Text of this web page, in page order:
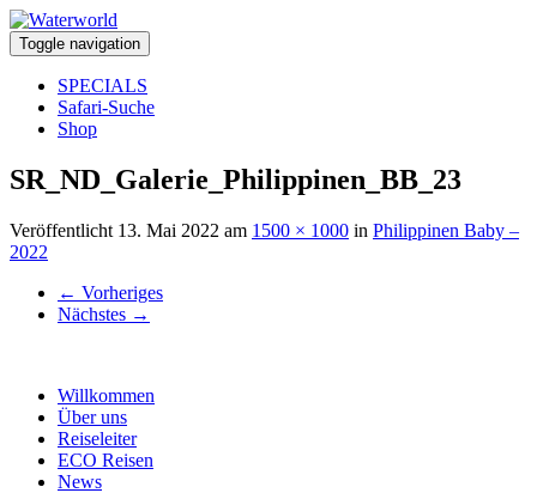
Toggle navigation
SPECIALS
Safari-Suche
Shop
SR_ND_Galerie_Philippinen_BB_23
Veröffentlicht 13. Mai 2022 am 1500 × 1000 in Philippinen Baby –
2022
← Vorheriges
Nächstes →
Willkommen
Über uns
Reiseleiter
ECO Reisen
News